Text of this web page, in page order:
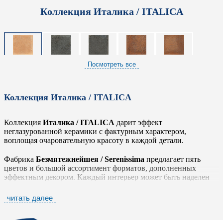
Коллекция Италика / ITALICA
Посмотреть все
Коллекция Италика / ITALICA
Коллекция Италика / ITALICA дарит эффект
неглазурованной керамики с фактурным характером,
воплощая очаровательную красоту в каждой детали.
Фабрика Безмятежнейшея / Serenissima предлагает пять
цветов и большой ассортимент форматов, дополненных
эффектным декором. Каждый интерьер может быть наделен
благодаря богатой палитре коллекции: от глубоких земляных
тонов до сдержанных серых и теплых бежевых оттенков.
читать далее